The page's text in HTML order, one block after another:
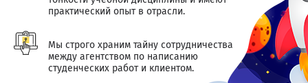
практический опыт в отрасли.
Мы строго храним тайну сотрудничества
между агентством по написанию
студенческих работ и клиентом.